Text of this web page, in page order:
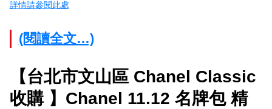
詳情請參閱此處
(閱讀全文…)
【台北市文山區 Chanel Classic
收購 】Chanel 11.12 名牌包 精